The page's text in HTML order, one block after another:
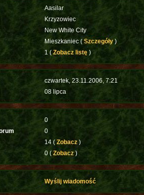
Aasilar
Krzyzowiec
New White City
Mieszkaniec ( Szczegóły )
1 (Zobacz listę )
czwartek, 23.11.2006, 7:21
08 lipca
0
0
14 ( Zobacz )
0 ( Zobacz )
Wyślij wiadomość